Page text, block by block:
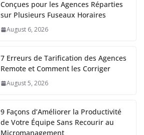
Conçues pour les Agences Réparties
sur Plusieurs Fuseaux Horaires
August 6, 2026
7 Erreurs de Tarification des Agences
Remote et Comment les Corriger
August 5, 2026
9 Façons d’Améliorer la Productivité
de Votre Équipe Sans Recourir au
Micromanagement